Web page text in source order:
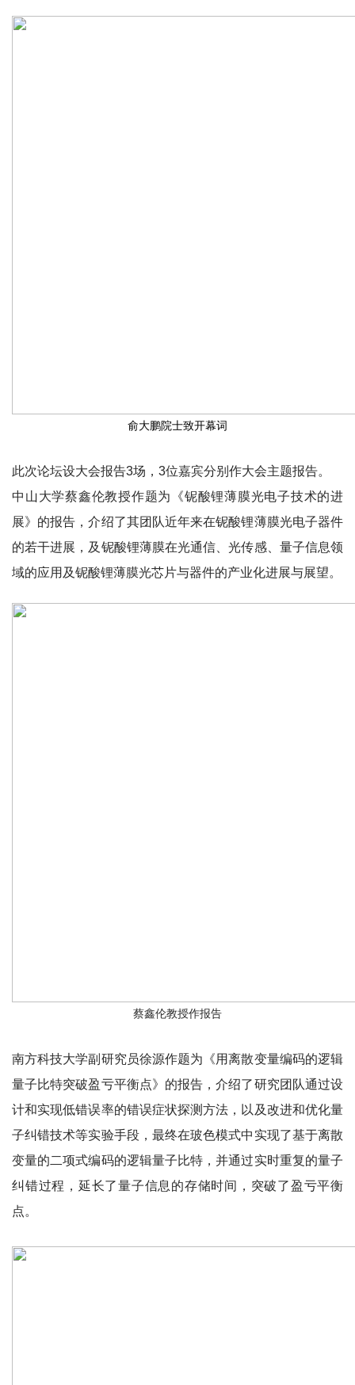
俞大鹏院士致开幕词
此次论坛设大会报告3场，3位嘉宾分别作大会主题报告。
中山大学蔡鑫伦教授作题为《铌酸锂薄膜光电子技术的进
展》的报告，介绍了其团队近年来在铌酸锂薄膜光电子器件
的若干进展，及铌酸锂薄膜在光通信、光传感、量子信息领
域的应用及铌酸锂薄膜光芯片与器件的产业化进展与展望。
蔡鑫伦教授作报告
南方科技大学副研究员徐源作题为《用离散变量编码的逻辑
量子比特突破盈亏平衡点》的报告，介绍了研究团队通过设
计和实现低错误率的错误症状探测方法，以及改进和优化量
子纠错技术等实验手段，最终在玻色模式中实现了基于离散
变量的二项式编码的逻辑量子比特，并通过实时重复的量子
纠错过程，延长了量子信息的存储时间，突破了盈亏平衡
点。